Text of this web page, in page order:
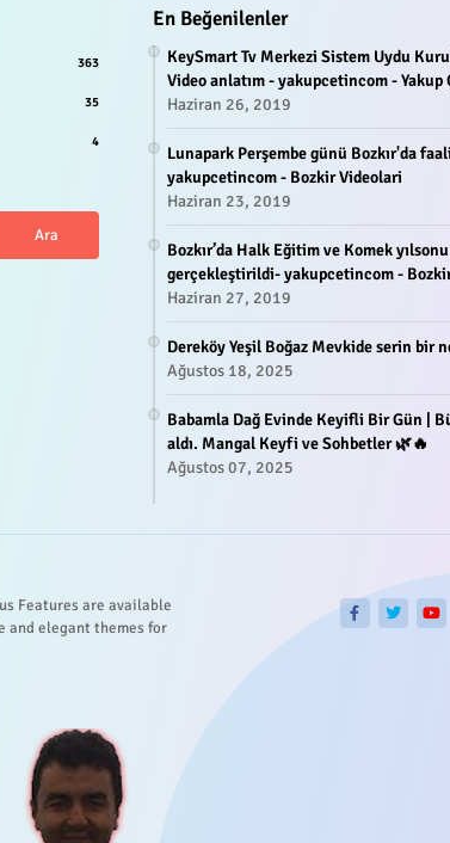
363
35
4
En Beğenilenler
KeySmart Tv Merkezi Sistem Uydu
Video anlatım - yakupcetincom - Yakup
Haziran 26, 2019
Lunapark Perşembe günü Bozkır'da
yakupcetincom - Bozkir Videolari
Haziran 23, 2019
Bozkır’da Halk Eğitim ve Komek
gerçekleştirildi- yakupcetincom -
Haziran 27, 2019
Dereköy Yeşil Boğaz Mevkide serin bir
Ağustos 18, 2025
Babamla Dağ Evinde Keyifli Bir Gün |
aldı. Mangal Keyfi ve Sohbetler 🌿🔥
Ağustos 07, 2025
Features are available
and elegant themes for